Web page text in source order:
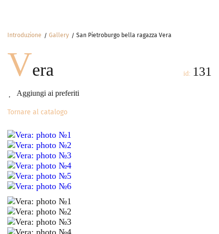
Introduzione Gallery San Pietroburgo bella ragazza Vera
Vera
Aggiungi ai preferiti
id: 131
Tornare al catalogo